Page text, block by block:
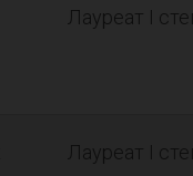
Лауреат I
Лауреат I